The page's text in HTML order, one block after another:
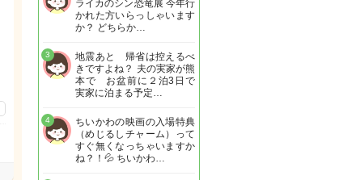
ライカのシン恐竜展 今年行
かれた方いらっしゃいます
か？ どちらか…
地震あと 帰省は控えるべ
きですよね？ 夫の実家が熊
本で お盆前に２泊3日で
実家に泊まる予定…
3
ちいかわの映画の入場特典
（めじるしチャーム）って
すぐ無くなっちゃいますか
ね？！💦 ちいかわ…
4